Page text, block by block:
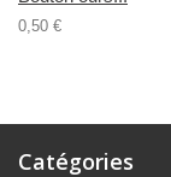
0,50 €
Catégories